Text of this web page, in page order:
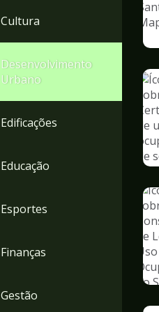
Cultura
Desenvolvimento
Urbano
Edificações
Educação
Esportes
Finanças
Gestão